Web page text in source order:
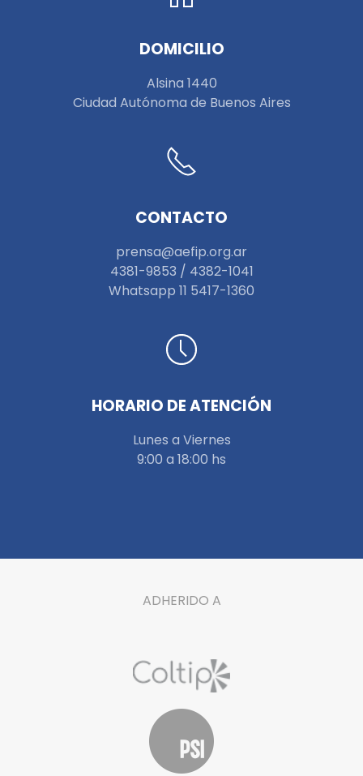
DOMICILIO
Alsina 1440
Ciudad Autónoma de Buenos Aires
CONTACTO
prensa@aefip.org.ar
4381-9853 / 4382-1041
Whatsapp 11 5417-1360
HORARIO DE ATENCIÓN
Lunes a Viernes
9:00 a 18:00 hs
ADHERIDO A